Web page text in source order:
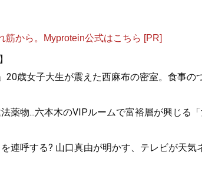
から。Myprotein公式はこちら [PR]
20歳女子大生が震えた西麻布の密室。食事の
薬物...六本木のVIPルームで富裕層が興じる
連呼する? 山口真由が明かす、テレビが天気